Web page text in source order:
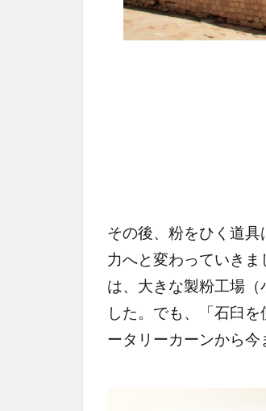
その後、粉をひく道
力へと変わっていき
は、大きな製粉工場
した。でも、「石臼
ータリーカーンから今